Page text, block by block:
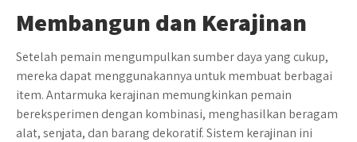
Membangun dan Kerajinan
Setelah pemain mengumpulkan sumber daya yang cukup,
mereka dapat menggunakannya untuk membuat berbagai
item. Antarmuka kerajinan memungkinkan pemain
bereksperimen dengan kombinasi, menghasilkan beragam
alat, senjata, dan barang dekoratif. Sistem kerajinan ini